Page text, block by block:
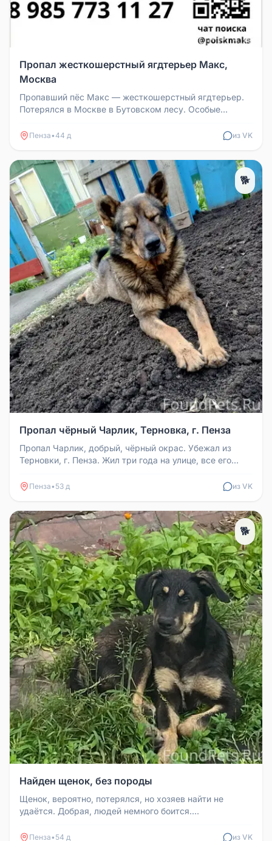
Пропал жесткошерстный ягдтерьер Макс,
Москва
Пропавший пёс Макс — жесткошерстный ягдтерьер.
Потерялся в Москве в Бутовском лесу. Особые
Пенза•44 д из VK
🐕
Пропал чёрный Чарлик, Терновка, г. Пенза
Пропал Чарлик, добрый, чёрный окрас. Убежал из
Терновки, г. Пенза. Жил три года на улице, все его
Пенза• 53 д из VK
🐕
Найден щенок, без породы
Щенок, вероятно, потерялся, но хозяев найти не
удаётся. Добрая, людей немного боится.
Пенза• 54 д из VK